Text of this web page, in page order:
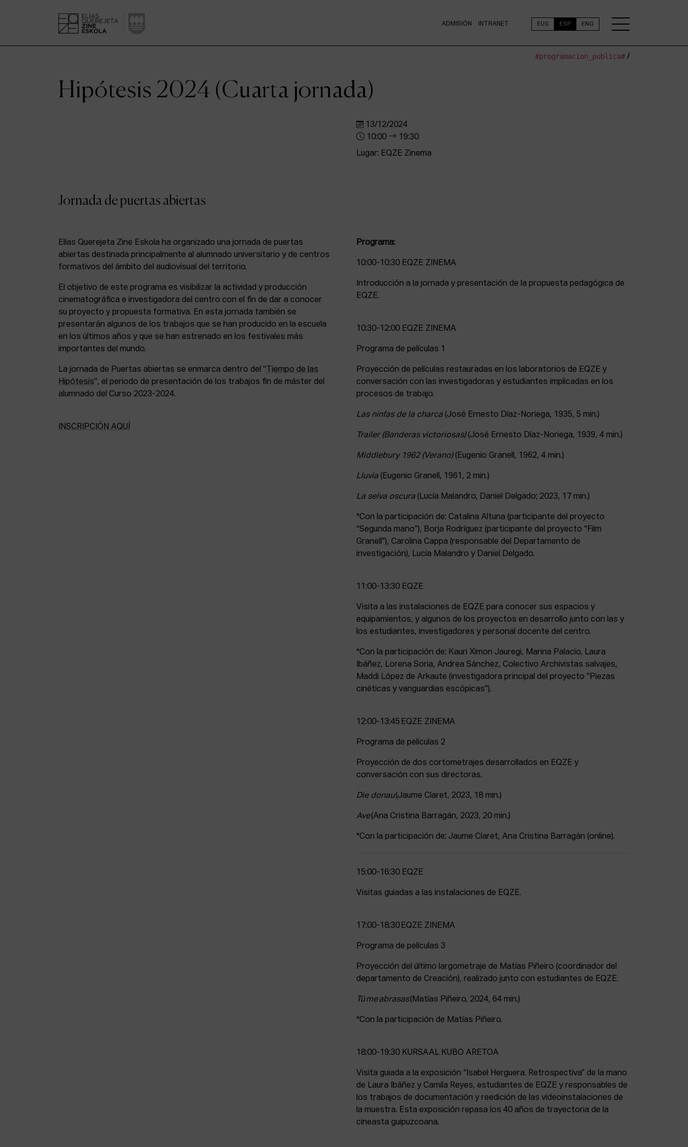
ADMISIÓN INTRANET EUS ESP ENG
#programacion_publica#/
Hipótesis 2024 (Cuarta jornada)
13/12/2024
10:00
19:30
Lugar: EQZE Zinema
Jornada de puertas abiertas
Elías Querejeta Zine Eskola ha organizado una jornada de puertas
abiertas destinada principalmente al alumnado universitario y de centros
formativos del ámbito del audiovisual del territorio.
El objetivo de este programa es visibilizar la actividad y producción
cinematográfica e investigadora del centro con el fin de dar a conocer
su proyecto y propuesta formativa. En esta jornada también se
presentarán algunos de los trabajos que se han producido en la escuela
en los últimos años y que se han estrenado en los festivales más
importantes del mundo.
La jornada de Puertas abiertas se enmarca dentro del " Tiempo de las
Hipótesis", el periodo de presentación de los trabajos fin de máster del
alumnado del Curso 2023-2024.
INSCRIPCIÓN AQUÍ
Programa:
10:00-10:30 EQZE ZINEMA
Introducción a la jornada y presentación de la propuesta pedagógica de
EQZE.
10:30-12:00 EQZE ZINEMA
Programa de películas 1
Proyección de películas restauradas en los laboratorios de EQZE y
conversación con las investigadoras y estudiantes implicadas en los
procesos de trabajo.
Las ninfas de la charca (José Ernesto Díaz-Noriega, 1935, 5 min.)
Trailer (Banderas victoriosas)(José Ernesto Díaz-Noriega, 1939, 4 min.)
Middlebury 1962 (Verano)(Eugenio Granell, 1962, 4 min.)
Lluvia (Eugenio Granell, 1961, 2 min.)
La selva oscura (Lucía Malandro, Daniel Delgado; 2023, 17 min.)
*Con la participación de: Catalina Altuna (participante del proyecto
“Segunda mano”), Borja Rodríguez (participante del proyecto “Film
Granell”), Carolina Cappa (responsable del Departamento de
investigación), Lucía Malandro y Daniel Delgado.
11:00-13:30 EQZE
Visita a las instalaciones de EQZE para conocer sus espacios y
equipamientos, y algunos de los proyectos en desarrollo junto con las y
los estudiantes, investigadores y personal docente del centro.
*Con la participación de: Kauri Ximon Jauregi, Marina Palacio, Laura
Ibáñez, Lorena Soria, Andrea Sánchez, Colectivo Archivistas salvajes,
Maddi López de Arkaute (investigadora principal del proyecto "Piezas
cinéticas y vanguardias escópicas").
12:00-13:45 EQZE ZINEMA
Programa de películas 2
Proyección de dos cortometrajes desarrollados en EQZE y
conversación con sus directoras.
Die donau(Jaume Claret, 2023, 18 min.)
Ave(Ana Cristina Barragán, 2023, 20 min.)
*Con la participación de: Jaume Claret, Ana Cristina Barragán (online).
15:00-16:30 EQZE
Visitas guiadas a las instalaciones de EQZE.
17:00-18:30 EQZE ZINEMA
Programa de películas 3
Proyección del último largometraje de Matías Piñeiro (coordinador del
departamento de Creación), realizado junto con estudiantes de EQZE.
Tú me abrasas(Matías Piñeiro, 2024, 64 min.)
*Con la participación de Matías Piñeiro.
18:00-19:30 KURSAAL KUBO ARETOA
Visita guiada a la exposición “Isabel Herguera. Retrospectiva” de la mano
de Laura Ibáñez y Camila Reyes, estudiantes de EQZE y responsables de
los trabajos de documentación y reedición de las videoinstalaciones de
la muestra. Esta exposición repasa los 40 años de trayectoria de la
cineasta guipuzcoana.